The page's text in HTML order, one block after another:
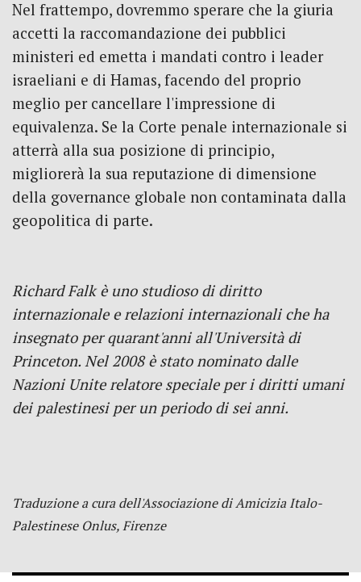
Nel frattempo, dovremmo sperare che la giuria
accetti la raccomandazione dei pubblici
ministeri ed emetta i mandati contro i leader
israeliani e di Hamas, facendo del proprio
meglio per cancellare l'impressione di
equivalenza. Se la Corte penale internazionale si
atterrà alla sua posizione di principio,
migliorerà la sua reputazione di dimensione
della governance globale non contaminata dalla
geopolitica di parte.
Richard Falk è uno studioso di diritto
internazionale e relazioni internazionali che ha
insegnato per quarant'anni all'Università di
Princeton.Nel 2008 è stato nominato dalle
Nazioni Unite relatore speciale per i diritti umani
dei palestinesi per un periodo di sei anni.
Traduzione a cura dell'Associazione di Amicizia Italo-
Palestinese Onlus, Firenze